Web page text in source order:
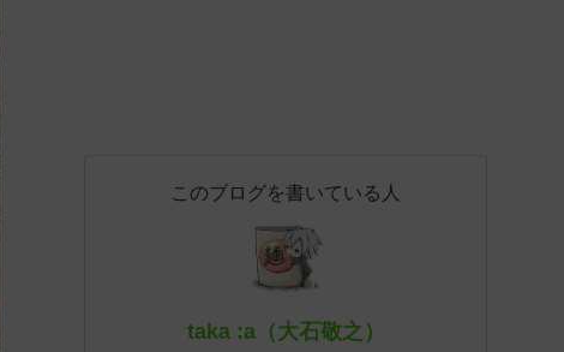
このブログを書いている人
taka :a（大石敬之）